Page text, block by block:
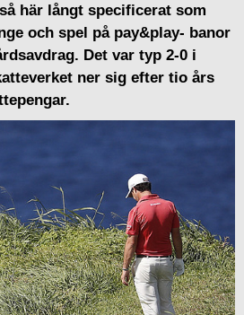
här långt specificerat som
och spel på pay&play- banor
Det var typ 2-0 i
ner sig efter tio års